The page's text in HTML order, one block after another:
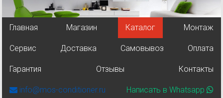
Главная Магазин Каталог Монтаж
Сервис Доставка Самовывоз Оплата
Гарантия Отзывы Контакты
info@mos-conditioner.ru Написать в Whatsapp